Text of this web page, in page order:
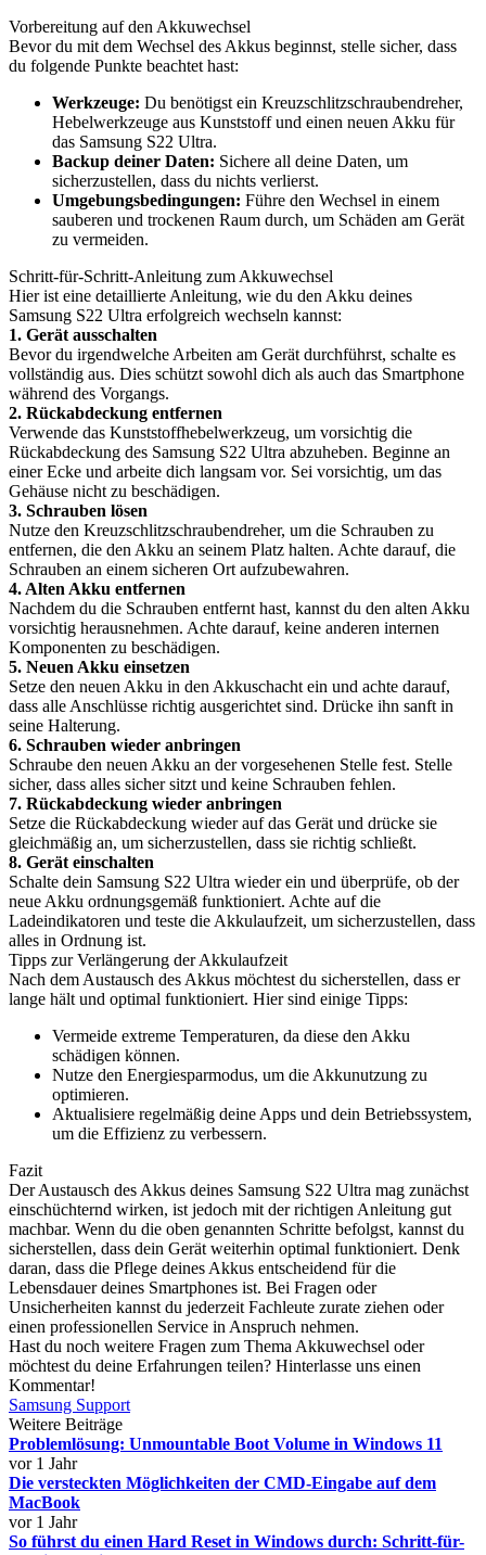
Vorbereitung auf den Akkuwechsel
Bevor du mit dem Wechsel des Akkus beginnst, stelle sicher, dass
du folgende Punkte beachtet hast:
Werkzeuge: Du benötigst ein Kreuzschlitzschraubendreher,
Hebelwerkzeuge aus Kunststoff und einen neuen Akku für
das Samsung S22 Ultra.
Backup deiner Daten: Sichere all deine Daten, um
sicherzustellen, dass du nichts verlierst.
Umgebungsbedingungen: Führe den Wechsel in einem
sauberen und trockenen Raum durch, um Schäden am Gerät
zu vermeiden.
Schritt-für-Schritt-Anleitung zum Akkuwechsel
Hier ist eine detaillierte Anleitung, wie du den Akku deines
Samsung S22 Ultra erfolgreich wechseln kannst:
1. Gerät ausschalten
Bevor du irgendwelche Arbeiten am Gerät durchführst, schalte es
vollständig aus. Dies schützt sowohl dich als auch das Smartphone
während des Vorgangs.
2. Rückabdeckung entfernen
Verwende das Kunststoffhebelwerkzeug, um vorsichtig die
Rückabdeckung des Samsung S22 Ultra abzuheben. Beginne an
einer Ecke und arbeite dich langsam vor. Sei vorsichtig, um das
Gehäuse nicht zu beschädigen.
3. Schrauben lösen
Nutze den Kreuzschlitzschraubendreher, um die Schrauben zu
entfernen, die den Akku an seinem Platz halten. Achte darauf, die
Schrauben an einem sicheren Ort aufzubewahren.
4. Alten Akku entfernen
Nachdem du die Schrauben entfernt hast, kannst du den alten Akku
vorsichtig herausnehmen. Achte darauf, keine anderen internen
Komponenten zu beschädigen.
5. Neuen Akku einsetzen
Setze den neuen Akku in den Akkuschacht ein und achte darauf,
dass alle Anschlüsse richtig ausgerichtet sind. Drücke ihn sanft in
seine Halterung.
6. Schrauben wieder anbringen
Schraube den neuen Akku an der vorgesehenen Stelle fest. Stelle
sicher, dass alles sicher sitzt und keine Schrauben fehlen.
7. Rückabdeckung wieder anbringen
Setze die Rückabdeckung wieder auf das Gerät und drücke sie
gleichmäßig an, um sicherzustellen, dass sie richtig schließt.
8. Gerät einschalten
Schalte dein Samsung S22 Ultra wieder ein und überprüfe, ob der
neue Akku ordnungsgemäß funktioniert. Achte auf die
Ladeindikatoren und teste die Akkulaufzeit, um sicherzustellen, dass
alles in Ordnung ist.
Tipps zur Verlängerung der Akkulaufzeit
Nach dem Austausch des Akkus möchtest du sicherstellen, dass er
lange hält und optimal funktioniert. Hier sind einige Tipps:
Vermeide extreme Temperaturen, da diese den Akku
schädigen können.
Nutze den Energiesparmodus, um die Akkunutzung zu
optimieren.
Aktualisiere regelmäßig deine Apps und dein Betriebssystem,
um die Effizienz zu verbessern.
Fazit
Der Austausch des Akkus deines Samsung S22 Ultra mag zunächst
einschüchternd wirken, ist jedoch mit der richtigen Anleitung gut
machbar. Wenn du die oben genannten Schritte befolgst, kannst du
sicherstellen, dass dein Gerät weiterhin optimal funktioniert. Denk
daran, dass die Pflege deines Akkus entscheidend für die
Lebensdauer deines Smartphones ist. Bei Fragen oder
Unsicherheiten kannst du jederzeit Fachleute zurate ziehen oder
einen professionellen Service in Anspruch nehmen.
Hast du noch weitere Fragen zum Thema Akkuwechsel oder
möchtest du deine Erfahrungen teilen? Hinterlasse uns einen
Kommentar!
Samsung Support
Weitere Beiträge
Problemlösung: Unmountable Boot Volume in Windows 11
vor 1 Jahr
Die versteckten Möglichkeiten der CMD-Eingabe auf dem
MacBook
vor 1 Jahr
So führst du einen Hard Reset in Windows durch: Schritt-für-